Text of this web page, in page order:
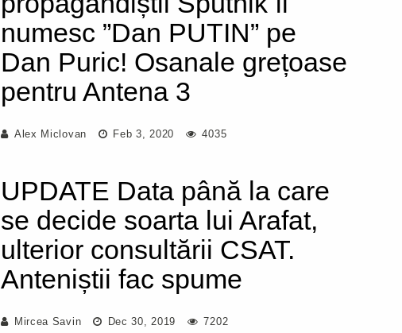
numesc ”Dan PUTIN” pe
Dan Puric! Osanale grețoase
pentru Antena 3
Alex Miclovan Feb 3, 2020 4035
UPDATE Data până la care
se decide soarta lui Arafat,
ulterior consultării CSAT.
Anteniștii fac spume
Mircea Savin Dec 30, 2019 7202